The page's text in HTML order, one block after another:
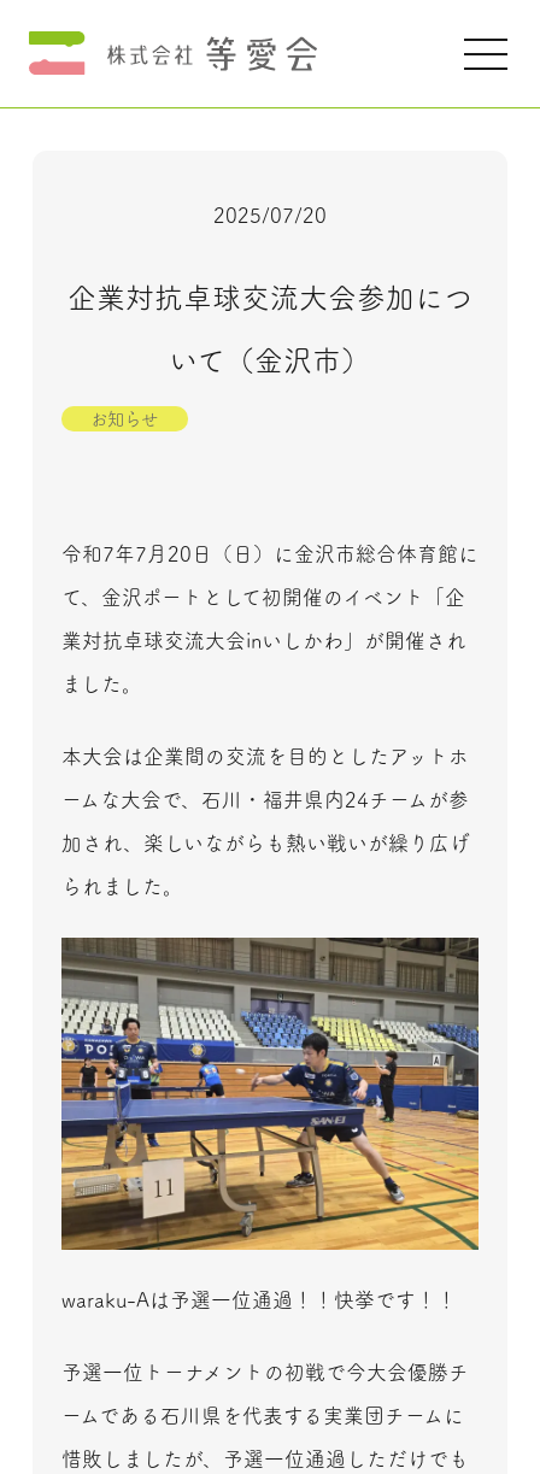
2025/07/20
企業対抗卓球交流大会参加につ
いて（金沢市）
お知らせ
令和7年7月20日（日）に金沢市総合体育館に
て、金沢ポートとして初開催のイベント「企
業対抗卓球交流大会inいしかわ」が開催され
ました。
本大会は企業間の交流を目的としたアットホ
ームな大会で、石川・福井県内24チームが参
加され、楽しいながらも熱い戦いが繰り広げ
られました。
waraku-Aは予選一位通過！！快挙です！！
予選一位トーナメントの初戦で今大会優勝チ
ームである石川県を代表する実業団チームに
惜敗しましたが、予選一位通過しただけでも